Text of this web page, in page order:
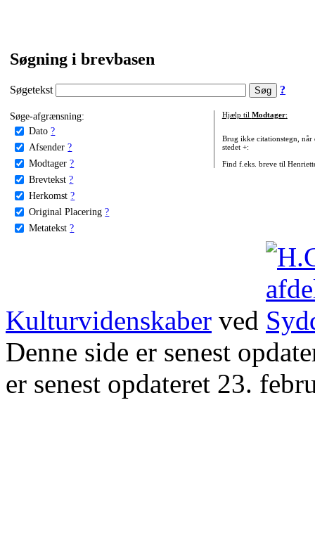
Søgning i brevbasen
Søgetekst ?
Søge-afgrænsning:
Dato ?
Afsender ?
Modtager ?
Brevtekst ?
Herkomst ?
Original Placering ?
Metatekst ?
Hjælp til Modtager:
Brug ikke citationstegn, når
stedet +:
Find f.eks. breve til
Kulturvidenskaber ved
Denne side er senest
er senest opdateret 23.